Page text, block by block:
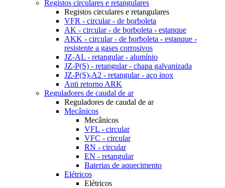
Registos circulares e retangulares
Registos circulares e retangulares
VFR - circular - de borboleta
AK - circular - de borboleta - estanque
AKK - circular - de borboleta - estanque -
resistente a gases corrosivos
JZ-AL - retangular - alumínio
JZ-P(S) - retangular - chapa galvanizada
JZ-P(S)-A2 - retangular - aço inox
Anti retorno ARK
Reguladores de caudal de ar
Reguladores de caudal de ar
Mecânicos
Mecânicos
VFL - circular
VFC - circular
RN - circular
EN - retangular
Baterias de aquecimento
Elétricos
Elétricos